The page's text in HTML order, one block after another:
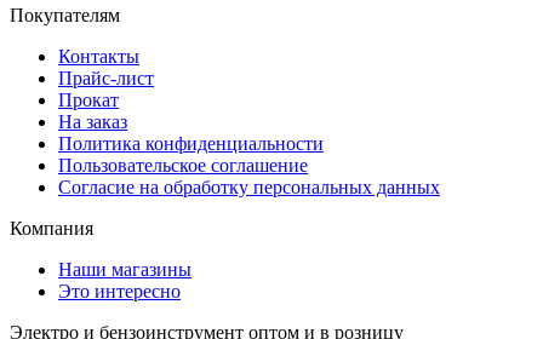
Покупателям
Контакты
Прайс-лист
Прокат
На заказ
Политика конфиденциальности
Пользовательское соглашение
Согласие на обработку персональных данных
Компания
Наши магазины
Это интересно
Электро и бензоинструмент оптом и в розницу